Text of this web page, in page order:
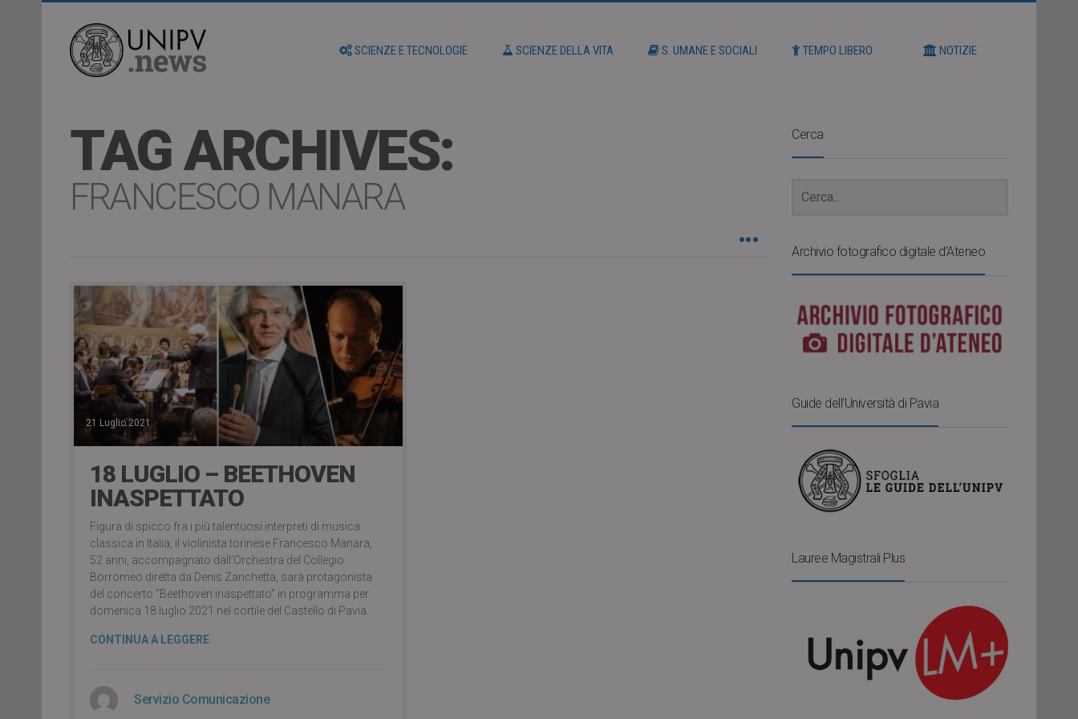
SCIENZE E TECNOLOGIE SCIENZE DELLA VITA S. UMANE E SOCIALI TEMPO LIBERO NOTIZIE
TAG ARCHIVES:
FRANCESCO MANARA
21 Luglio 2021
18 LUGLIO – BEETHOVEN
INASPETTATO
Figura di spicco fra i più talentuosi interpreti di musica
classica in Italia, il violinista torinese Francesco Manara,
52 anni, accompagnato dall’Orchestra del Collegio
Borromeo diretta da Denis Zanchetta, sarà protagonista
del concerto “Beethoven inaspettato” in programma per
domenica 18 luglio 2021 nel cortile del Castello di Pavia.
CONTINUA A LEGGERE
Servizio Comunicazione
Cerca
Archivio fotografico digitale d’Ateneo
Guide dell’Università di Pavia
Lauree Magistrali Plus